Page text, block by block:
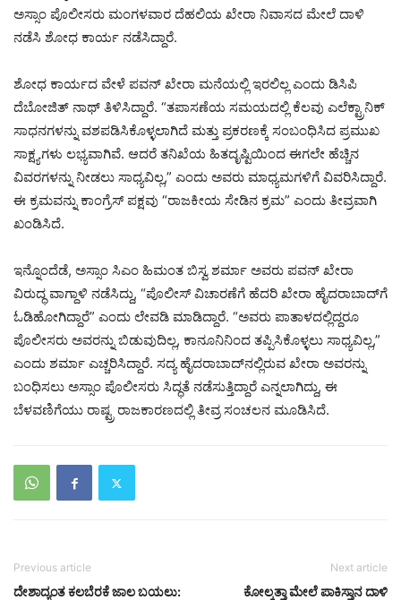
ಅಸ್ಸಾಂ ಪೊಲೀಸರು ಮಂಗಳವಾರ ದೆಹಲಿಯ ಖೇರಾ ನಿವಾಸದ ಮೇಲೆ ದಾಳಿ
ನಡೆಸಿ ಶೋಧ ಕಾರ್ಯ ನಡೆಸಿದ್ದಾರೆ.
ಶೋಧ ಕಾರ್ಯದ ವೇಳೆ ಪವನ್ ಖೇರಾ ಮನೆಯಲ್ಲಿ ಇರಲಿಲ್ಲ ಎಂದು ಡಿಸಿಪಿ
ದೆಬೋಜಿತ್ ನಾಥ್ ತಿಳಿಸಿದ್ದಾರೆ. “ತಪಾಸಣೆಯ ಸಮಯದಲ್ಲಿ ಕೆಲವು ಎಲೆಕ್ಟ್ರಾನಿಕ್
ಸಾಧನಗಳನ್ನು ವಶಪಡಿಸಿಕೊಳ್ಳಲಾಗಿದೆ ಮತ್ತು ಪ್ರಕರಣಕ್ಕೆ ಸಂಬಂಧಿಸಿದ ಪ್ರಮುಖ
ಸಾಕ್ಷ್ಯಗಳು ಲಭ್ಯವಾಗಿವೆ. ಆದರೆ ತನಿಖೆಯ ಹಿತದೃಷ್ಟಿಯಿಂದ ಈಗಲೇ ಹೆಚ್ಚಿನ
ವಿವರಗಳನ್ನು ನೀಡಲು ಸಾಧ್ಯವಿಲ್ಲ,” ಎಂದು ಅವರು ಮಾಧ್ಯಮಗಳಿಗೆ ವಿವರಿಸಿದ್ದಾರೆ.
ಈ ಕ್ರಮವನ್ನು ಕಾಂಗ್ರೆಸ್ ಪಕ್ಷವು “ರಾಜಕೀಯ ಸೇಡಿನ ಕ್ರಮ” ಎಂದು ತೀವ್ರವಾಗಿ
ಖಂಡಿಸಿದೆ.
ಇನ್ನೊಂದೆಡೆ, ಅಸ್ಸಾಂ ಸಿಎಂ ಹಿಮಂತ ಬಿಸ್ವ ಶರ್ಮಾ ಅವರು ಪವನ್ ಖೇರಾ
ವಿರುದ್ಧ ವಾಗ್ದಾಳಿ ನಡೆಸಿದ್ದು, “ಪೊಲೀಸ್ ವಿಚಾರಣೆಗೆ ಹೆದರಿ ಖೇರಾ ಹೈದರಾಬಾದ್‌ಗೆ
ಓಡಿಹೋಗಿದ್ದಾರೆ” ಎಂದು ಲೇವಡಿ ಮಾಡಿದ್ದಾರೆ. “ಅವರು ಪಾತಾಳದಲ್ಲಿದ್ದರೂ
ಪೊಲೀಸರು ಅವರನ್ನು ಬಿಡುವುದಿಲ್ಲ, ಕಾನೂನಿನಿಂದ ತಪ್ಪಿಸಿಕೊಳ್ಳಲು ಸಾಧ್ಯವಿಲ್ಲ,”
ಎಂದು ಶರ್ಮಾ ಎಚ್ಚರಿಸಿದ್ದಾರೆ. ಸದ್ಯ ಹೈದರಾಬಾದ್‌ನಲ್ಲಿರುವ ಖೇರಾ ಅವರನ್ನು
ಬಂಧಿಸಲು ಅಸ್ಸಾಂ ಪೊಲೀಸರು ಸಿದ್ಧತೆ ನಡೆಸುತ್ತಿದ್ದಾರೆ ಎನ್ನಲಾಗಿದ್ದು, ಈ
ಬೆಳವಣಿಗೆಯು ರಾಷ್ಟ್ರ ರಾಜಕಾರಣದಲ್ಲಿ ತೀವ್ರ ಸಂಚಲನ ಮೂಡಿಸಿದೆ.
Previous article
ದೇಶಾದ್ಯಂತ ಕಲಬೆರಕೆ ಜಾಲ ಬಯಲು:
Next article
ಕೋಲ್ಕತ್ತಾ ಮೇಲೆ ಪಾಕಿಸ್ತಾನ ದಾಳಿ